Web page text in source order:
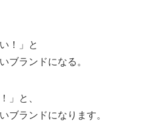
！」と
ブランドになる。
」と、
ブランドになります。